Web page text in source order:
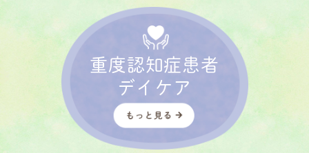
重度認知症患者
デイケア